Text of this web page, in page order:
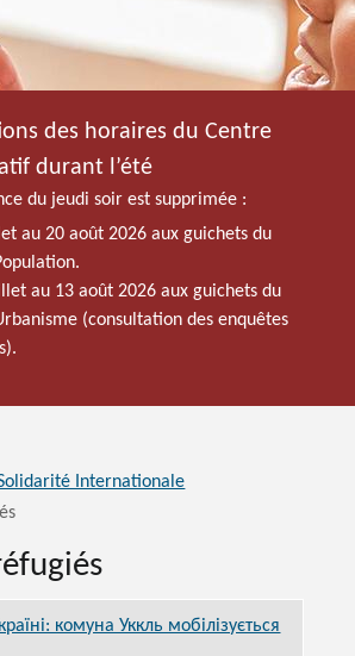
des horaires du Centre
durant l’été
du jeudi soir est supprimée :
au 20 août 2026 aux guichets du
au 13 août 2026 aux guichets du
(consultation des enquêtes
Internationale
комуна Уккль мобілізується